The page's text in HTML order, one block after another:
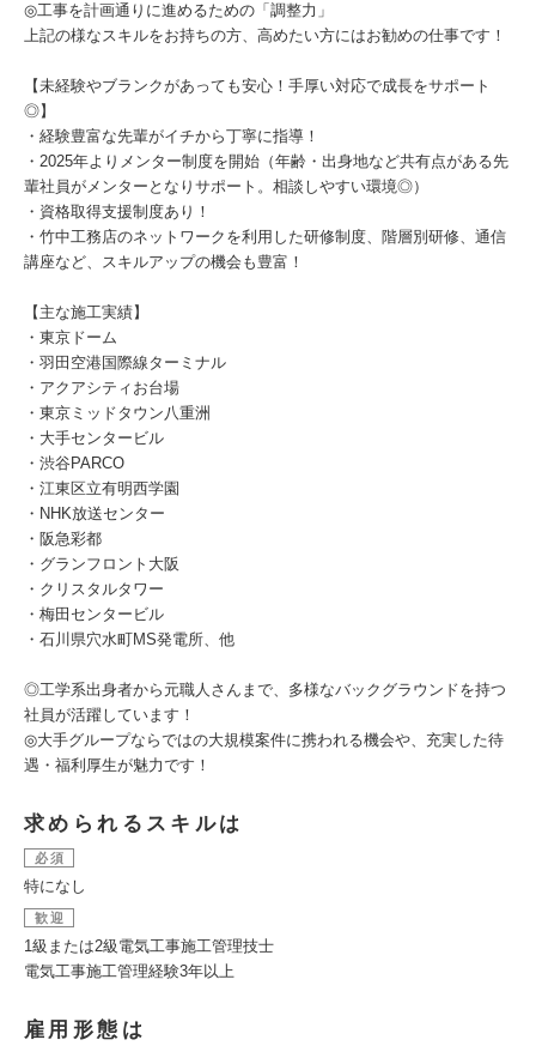
◎工事を計画通りに進めるための「調整力」
上記の様なスキルをお持ちの方、高めたい方にはお勧めの仕事です！
【未経験やブランクがあっても安心！手厚い対応で成長をサポート
◎】
・経験豊富な先輩がイチから丁寧に指導！
・2025年よりメンター制度を開始（年齢・出身地など共有点がある先
輩社員がメンターとなりサポート。相談しやすい環境◎）
・資格取得支援制度あり！
・竹中工務店のネットワークを利用した研修制度、階層別研修、通信
講座など、スキルアップの機会も豊富！
【主な施工実績】
・東京ドーム
・羽田空港国際線ターミナル
・アクアシティお台場
・東京ミッドタウン八重洲
・大手センタービル
・渋谷PARCO
・江東区立有明西学園
・NHK放送センター
・阪急彩都
・グランフロント大阪
・クリスタルタワー
・梅田センタービル
・石川県穴水町MS発電所、他
◎工学系出身者から元職人さんまで、多様なバックグラウンドを持つ
社員が活躍しています！
◎大手グループならではの大規模案件に携われる機会や、充実した待
遇・福利厚生が魅力です！
求められるスキルは
必須
特になし
歓迎
1級または2級電気工事施工管理技士
電気工事施工管理経験3年以上
雇用形態は